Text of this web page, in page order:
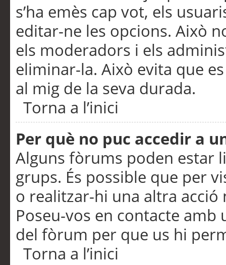
s’ha emès cap vot, els
editar-ne les opcions. Això
els moderadors i els
eliminar-la. Això evita que
al mig de la seva durada.
Torna a l’inici
Per què no puc accedir a
Alguns fòrums poden estar
grups. És possible que per
o realitzar-hi una altra acció
Poseu-vos en contacte
del fòrum per que us hi
Torna a l’inici